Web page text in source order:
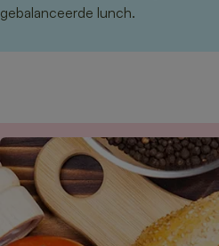
gebalanceerde lunch.